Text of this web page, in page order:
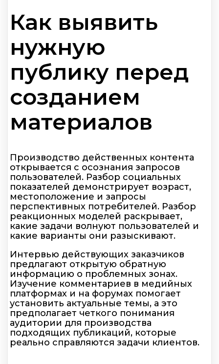
Как выявить
нужную
публику перед
созданием
материалов
Производство действенных контента
открывается с осознания запросов
пользователей. Разбор социальных
показателей демонстрирует возраст,
местоположение и запросы
перспективных потребителей. Разбор
реакционных моделей раскрывает,
какие задачи волнуют пользователей и
какие варианты они разыскивают.
Интервью действующих заказчиков
предлагают открытую обратную
информацию о проблемных зонах.
Изучение комментариев в медийных
платформах и на форумах помогает
установить актуальные темы, а это
предполагает четкого понимания
аудитории для производства
подходящих публикаций, которые
реально справляются задачи клиентов.